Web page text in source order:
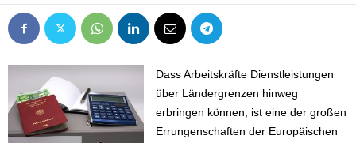
Dass Arbeitskräfte Dienstleistungen
über Ländergrenzen hinweg
erbringen können, ist eine der großen
Errungenschaften der Europäischen